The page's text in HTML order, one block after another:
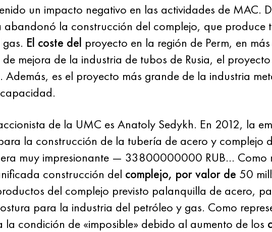
un impacto negativo en las actividades de MAC.
la construcción del complejo, que produce
El coste del proyecto en la región de Perm, en
mejora de la industria de tubos de Rusia, el
Además, es el proyecto más grande de la industria
de la UMC es Anatoly Sedykh. En 2012, la
la construcción de la tubería de acero y complejo
muy impresionante — 33800000000 RUB… Como
construcción del complejo, por valor de 50
del complejo previsto palanquilla de acero,
para la industria del petróleo y gas. Como
la condición de «imposible» debido al aumento de los